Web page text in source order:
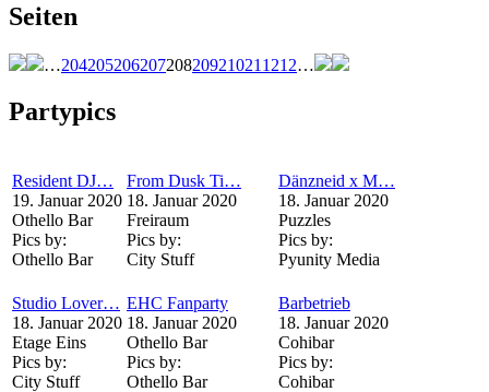
Seiten
…204205206207208209210211 212…
Partypics
Resident DJ…
19. Januar 2020
Othello Bar
Pics by:
Othello Bar
From Dusk Ti…
18. Januar 2020
Freiraum
Pics by:
City Stuff
Dänzneid x M…
18. Januar 2020
Puzzles
Pics by:
Pyunity Media
Studio Lover…
18. Januar 2020
Etage Eins
Pics by:
City Stuff
EHC Fanparty
18. Januar 2020
Othello Bar
Pics by:
Othello Bar
Barbetrieb
18. Januar 2020
Cohibar
Pics by:
Cohibar